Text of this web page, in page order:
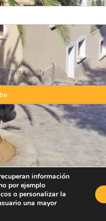
of your entity
S.L. ·Legal advice Privacy
información
por ejemplo
o personalizar la
una mayor